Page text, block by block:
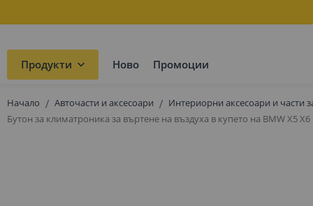
Продукти Ново Промоции
Начало Авточасти и аксесоари Интериорни аксесоари и части
Бутон за климатроника за въртене на въздуха в купето на BMW X5 X6